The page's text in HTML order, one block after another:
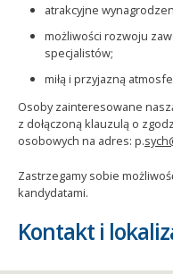
atrakcyjne
możliwości rozwoju
specjalistów;
miłą i przyjazną
Osoby zainteresowane
z dołączoną klauzulą o
osobowych na adres: p.
Zastrzegamy sobie
kandydatami.
Kontakt i